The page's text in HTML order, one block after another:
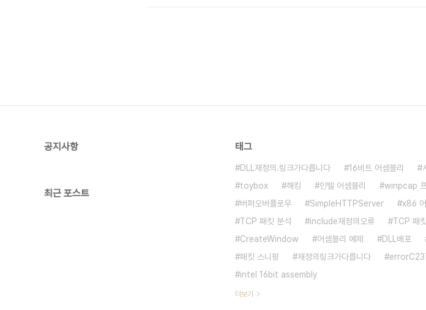
공지사항
최근 포스트
태그
DLL재정의.링크가다릅니다 16비트 어셈블리
toybox
해킹 인텔 어셈블리 winpcap 프
버퍼오버플로우
SimpleHTTPServer x86 어
TCP 패킷 분석
include재정의오류 TCP 패킷
CreateWindow
어셈블리 예제 DLL배포
패킷 스니핑
재정의링크가다릅니다
intel 16bit assembly
더보기